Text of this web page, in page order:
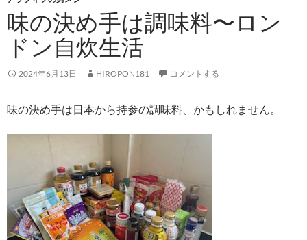
味の決め手は調味料〜ロン
ドン自炊生活
2024年6月13日 HIROPON181 コメントする
味の決め手は日本から持参の調味料、かもしれません。